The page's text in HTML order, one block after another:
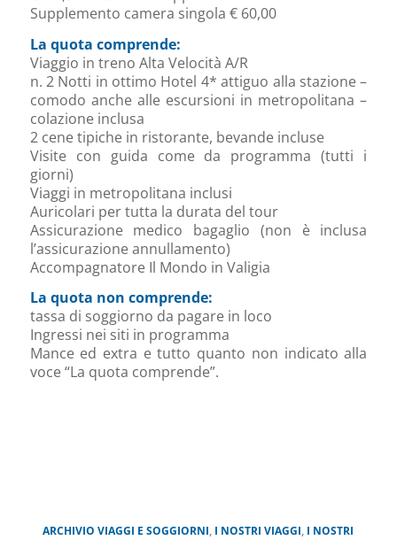
Supplemento camera singola € 60,00
La quota comprende:
Viaggio in treno Alta Velocità A/R
n. 2 Notti in ottimo Hotel 4* attiguo alla stazione –
comodo anche alle escursioni in metropolitana –
colazione inclusa
2 cene tipiche in ristorante, bevande incluse
Visite con guida come da programma (tutti i
giorni)
Viaggi in metropolitana inclusi
Auricolari per tutta la durata del tour
Assicurazione medico bagaglio (non è inclusa
l’assicurazione annullamento)
Accompagnatore Il Mondo in Valigia
La quota non comprende:
tassa di soggiorno da pagare in loco
Ingressi nei siti in programma
Mance ed extra e tutto quanto non indicato alla
voce “La quota comprende”.
ARCHIVIO VIAGGI E SOGGIORNI I NOSTRI VIAGGI I NOSTRI